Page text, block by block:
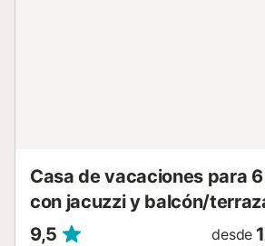
Casa de vacaciones para
con jacuzzi y balcón/
9,5
desde